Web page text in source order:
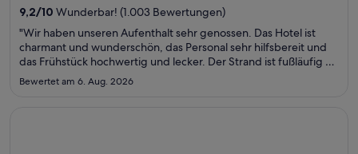
hilfsbereite Personal und die sauberen Zimmer in unseren
Bewertungen. Einige beliebte Sehenswürdigkeiten –
Bournemouth Beach und Naturhafen Poole Harbour – befinden
sich in der Nähe.
9,2/10 Wunderbar! (1.003 Bewertungen)
"Wir haben unseren Aufenthalt sehr genossen. Das Hotel ist
charmant und wunderschön, das Personal sehr hilfsbereit und
das Frühstück hochwertig und lecker. Der Strand ist fußläufig zu
erreichen und Strandtücher können ausgeliehen werden. Es
gab eine Kapselmaschine für Kaffee auf dem Zimmer und
Bewertet am 6. Aug. 2026